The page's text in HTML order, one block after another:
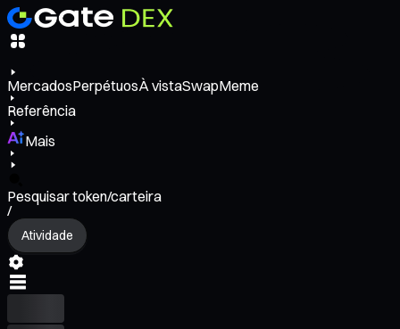
MercadosPerpétuosÀ vistaSwapMeme
Referência
Mais
Pesquisar token/carteira
/
Atividade